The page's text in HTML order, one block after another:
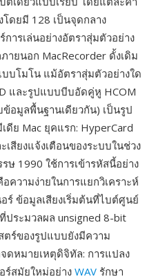
โดยมี 128 เป็นจุดกลาง
ารเล่นอย่างอัตราสุ่มตัวอย่าง
ายนอก MacRecorder ดั้งเดิม
บโมโน แม้อัตราสุ่มตัวอย่างใด
และรูปแบบบีบอัดคู่หู HCOM
อมูลพื้นฐานเดียวกัน) เป็นรูป
ดีย Mac ยุคแรก: HyperCard
สียงแจ้งเตือนของระบบในช่วง
ษ 1990 ใช้การเข้ารหัสนี้อย่าง
ความง่ายในการแยกวิเคราะห์
ร์ ข้อมูลเสียงเริ่มต้นที่ไบต์ศูนย์
ประมวลผล unsigned 8-bit
ตร์ของรูปแบบยังมีความ
ดหมายเหตุดิจิทัล: การแปลง
ร์สมัยใหม่อย่าง WAV รักษา